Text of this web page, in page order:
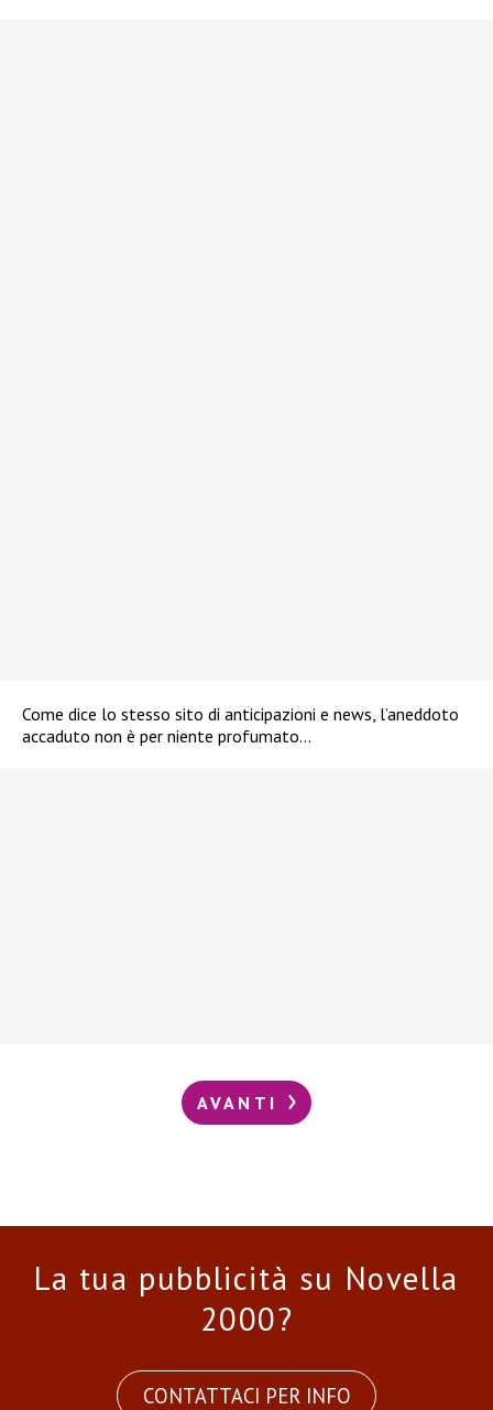
Come dice lo stesso sito di anticipazioni e news, l’aneddoto
accaduto non è per niente profumato…
AVANTI
La tua pubblicità su Novella
2000?
CONTATTACI PER INFO